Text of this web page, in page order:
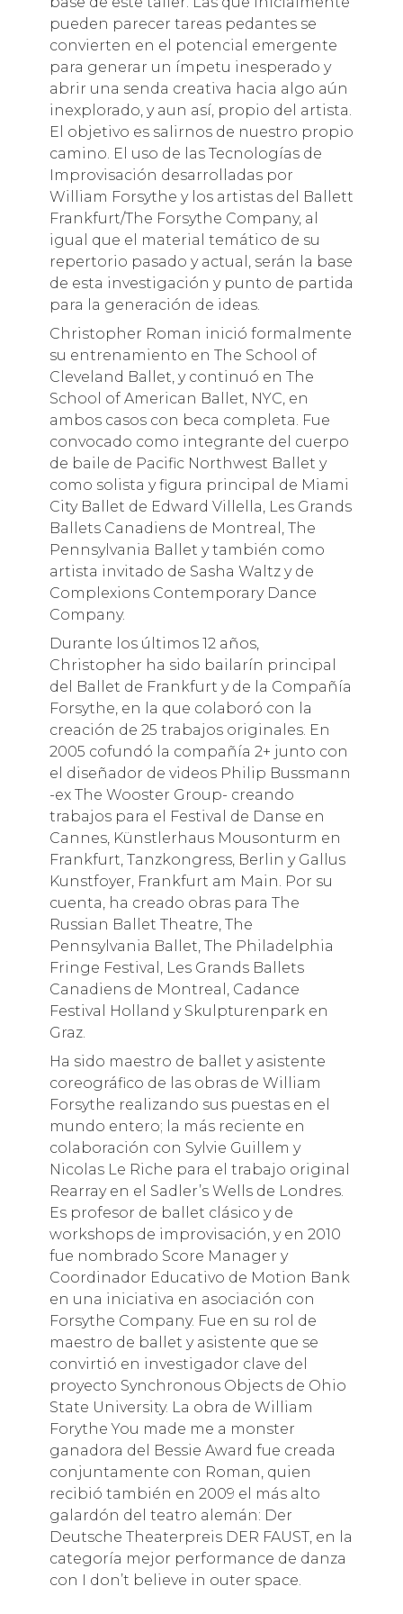
pueden parecer tareas pedantes se
convierten en el potencial emergente
para generar un ímpetu inesperado y
abrir una senda creativa hacia algo aún
inexplorado, y aun así, propio del artista.
El objetivo es salirnos de nuestro propio
camino. El uso de las Tecnologías de
Improvisación desarrolladas por
William Forsythe y los artistas del Ballett
Frankfurt/The Forsythe Company, al
igual que el material temático de su
repertorio pasado y actual, serán la base
de esta investigación y punto de partida
para la generación de ideas.
Christopher Roman inició formalmente
su entrenamiento en The School of
Cleveland Ballet, y continuó en The
School of American Ballet, NYC, en
ambos casos con beca completa. Fue
convocado como integrante del cuerpo
de baile de Pacific Northwest Ballet y
como solista y figura principal de Miami
City Ballet de Edward Villella, Les Grands
Ballets Canadiens de Montreal, The
Pennsylvania Ballet y también como
artista invitado de Sasha Waltz y de
Complexions Contemporary Dance
Company.
Durante los últimos 12 años,
Christopher ha sido bailarín principal
del Ballet de Frankfurt y de la Compañía
Forsythe, en la que colaboró con la
creación de 25 trabajos originales. En
2005 cofundó la compañía 2+ junto con
el diseñador de videos Philip Bussmann
-ex The Wooster Group- creando
trabajos para el Festival de Danse en
Cannes, Künstlerhaus Mousonturm en
Frankfurt, Tanzkongress, Berlin y Gallus
Kunstfoyer, Frankfurt am Main. Por su
cuenta, ha creado obras para The
Russian Ballet Theatre, The
Pennsylvania Ballet, The Philadelphia
Fringe Festival, Les Grands Ballets
Canadiens de Montreal, Cadance
Festival Holland y Skulpturenpark en
Graz.
Ha sido maestro de ballet y asistente
coreográfico de las obras de William
Forsythe realizando sus puestas en el
mundo entero; la más reciente en
colaboración con Sylvie Guillem y
Nicolas Le Riche para el trabajo original
Rearray en el Sadler’s Wells de Londres.
Es profesor de ballet clásico y de
workshops de improvisación, y en 2010
fue nombrado Score Manager y
Coordinador Educativo de Motion Bank
en una iniciativa en asociación con
Forsythe Company. Fue en su rol de
maestro de ballet y asistente que se
convirtió en investigador clave del
proyecto Synchronous Objects de Ohio
State University. La obra de William
Forythe You made me a monster
ganadora del Bessie Award fue creada
conjuntamente con Roman, quien
recibió también en 2009 el más alto
galardón del teatro alemán: Der
Deutsche Theaterpreis DER FAUST, en la
categoría mejor performance de danza
con I don’t believe in outer space.